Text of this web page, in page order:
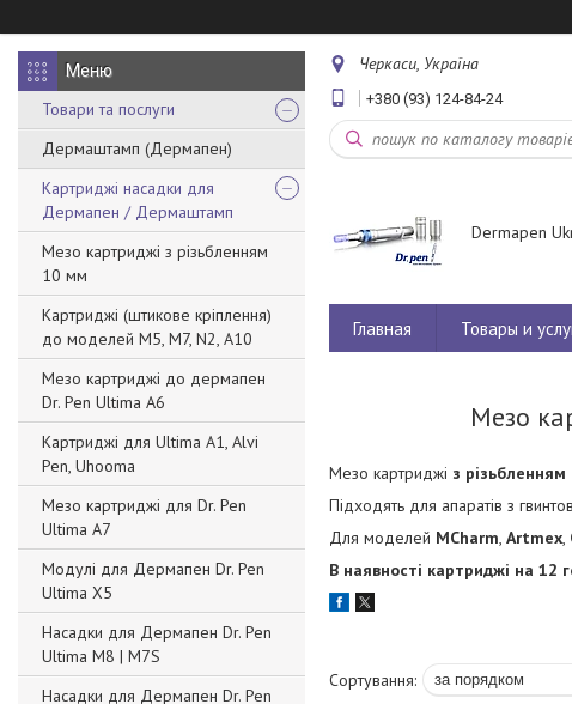
Товари та послуги
Дермаштамп (Дермапен)
Картриджі насадки для
Дермапен / Дермаштамп
Мезо картриджі з різьбленням
10 мм
Картриджі (штикове кріплення)
до моделей M5, M7, N2, A10
Мезо картриджі до дермапен
Dr. Pen Ultima A6
Картриджі для Ultima A1, Alvi
Pen, Uhooma
Мезо картриджі для Dr. Pen
Ultima A7
Модулі для Дермапен Dr. Pen
Ultima X5
Насадки для Дермапен Dr. Pen
Ultima M8 | M7S
Насадки для Дермапен Dr. Pen
Черкаси, Україна
+380 (93) 124-84-24
Dermapen
Главная Товары и
Мезо
Мезо картриджі з
Підходять для апаратів з
Для моделей MCharm, Artmex,
В наявності картриджі на 12